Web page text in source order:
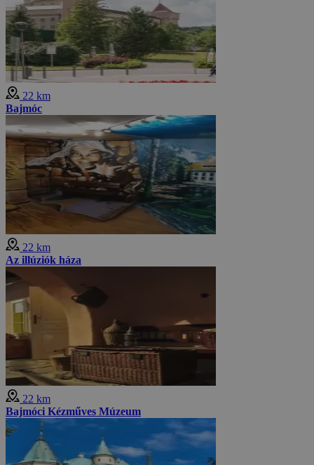
22 km
Bajmóc
22 km
Az illúziók háza
22 km
Bajmóci Kézműves Múzeum